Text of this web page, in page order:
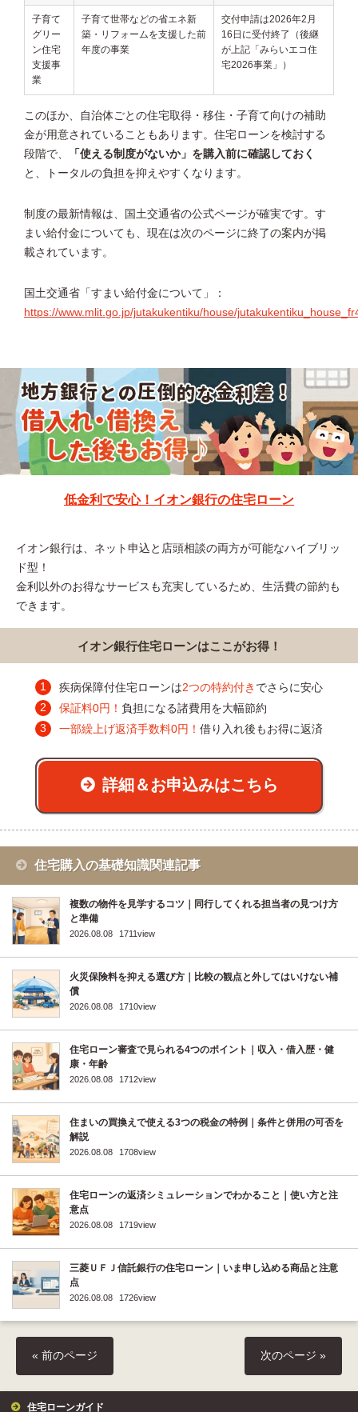
子育て
グリー
ン住宅
支援事
業
子育て世帯などの省エネ新
築・リフォームを支援した前
年度の事業
交付申請は2026年2月
16日に受付終了（後継
が上記「みらいエコ住
宅2026事業」）
このほか、自治体ごとの住宅取得・移住・子育て向けの補助
金が用意されていることもあります。住宅ローンを検討する
段階で、
「使える制度がないか」を購入前に確認しておく
と、トータルの負担を抑えやすくなります。
制度の最新情報は、国土交通省の公式ページが確実です。す
まい給付金についても、現在は次のページに終了の案内が掲
載されています。
国土交通省「すまい給付金について」：
https://www.mlit.go.jp/jutakukentiku/house/
低金利で安心！イオン銀行の住宅ローン
イオン銀行は、ネット申込と店頭相談の両方が可能なハイブリッ
ド型！
金利以外のお得なサービスも充実しているため、生活費の節約も
できます。
イオン銀行住宅ローンはここがお得！
疾病保障付住宅ローンは2つの特約付き でさらに安心
保証料0円！ 負担になる諸費用を大幅節約
一部繰上げ返済手数料0円！ 借り入れ後もお得に返済
詳細＆お申込みはこちら
住宅購入の基礎知識関連記事
複数の物件を見学するコツ｜同行してくれる担当者の見つけ方
と準備
2026.08.08 1711view
火災保険料を抑える選び方｜比較の観点と外してはいけない補
償
2026.08.08 1710view
住宅ローン審査で見られる4つのポイント｜収入・借入歴・健
康・年齢
2026.08.08 1712view
住まいの買換えで使える3つの税金の特例｜条件と併用の可否を
解説
2026.08.08 1708view
住宅ローンの返済シミュレーションでわかること｜使い方と注
意点
2026.08.08 1719view
三菱ＵＦＪ信託銀行の住宅ローン｜いま申し込める商品と注意
点
2026.08.08 1726view
« 前のページ 次のページ »
住宅ローンガイド